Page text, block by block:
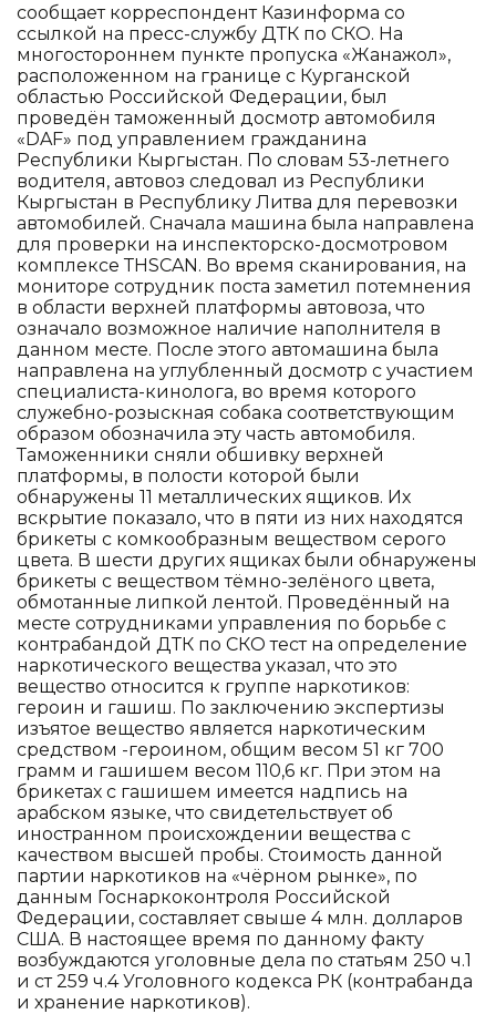
сообщает корреспондент Казинформа со
ссылкой на пресс-службу ДТК по СКО. На
многостороннем пункте пропуска «Жанажол»,
расположенном на границе с Курганской
областью Российской Федерации, был
проведён таможенный досмотр автомобиля
«DAF» под управлением гражданина
Республики Кыргыстан. По словам 53-летнего
водителя, автовоз следовал из Республики
Кыргыстан в Республику Литва для перевозки
автомобилей. Сначала машина была направлена
для проверки на инспекторско-досмотровом
комплексе ТHSCAN. Во время сканирования, на
мониторе сотрудник поста заметил потемнения
в области верхней платформы автовоза, что
означало возможное наличие наполнителя в
данном месте. После этого автомашина была
направлена на углубленный досмотр с участием
специалиста-кинолога, во время которого
служебно-розыскная собака соответствующим
образом обозначила эту часть автомобиля.
Таможенники сняли обшивку верхней
платформы, в полости которой были
обнаружены 11 металлических ящиков. Их
вскрытие показало, что в пяти из них находятся
брикеты с комкообразным веществом серого
цвета. В шести других ящиках были обнаружены
брикеты с веществом тёмно-зелёного цвета,
обмотанные липкой лентой. Проведённый на
месте сотрудниками управления по борьбе с
контрабандой ДТК по СКО тест на определение
наркотического вещества указал, что это
вещество относится к группе наркотиков:
героин и гашиш. По заключению экспертизы
изъятое вещество является наркотическим
средством -героином, общим весом 51 кг 700
грамм и гашишем весом 110,6 кг. При этом на
брикетах с гашишем имеется надпись на
арабском языке, что свидетельствует об
иностранном происхождении вещества с
качеством высшей пробы. Стоимость данной
партии наркотиков на «чёрном рынке», по
данным Госнаркоконтроля Российской
Федерации, составляет свыше 4 млн. долларов
США. В настоящее время по данному факту
возбуждаются уголовные дела по статьям 250 ч.1
и ст 259 ч.4 Уголовного кодекса РК (контрабанда
и хранение наркотиков).